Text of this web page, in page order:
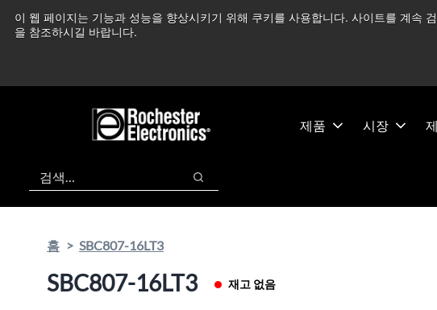
이 웹 페이지는 기능과 성능을 향상시키기 위해 쿠키를 사용합니다. 사이트를 계속
을 참조하시길 바랍니다.
츠
건
중동 지역 상황을 지속적으로 주시
제품 시장
검색
검색
홈 SBC807-16LT3
SBC807-16LT3 재고 없음